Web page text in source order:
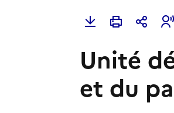
Unité
et du